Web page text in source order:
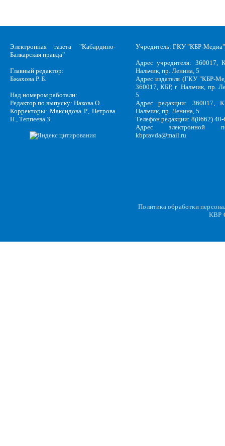
Электронная газета "Кабардино-
Балкарская правда"
Главный редактор:
Бжахова Р. Б.
Над номером работали:
Редактор по выпуску: Накова О.
Корректоры: Максидова Р., Петрова
Н., Теппеева З.
Учредитель: ГКУ "КБР-Медиа"
Адрес учредителя: 360017,
Нальчик, пр. Ленина, 5
Адрес издателя (ГКУ "КБР-
360017, КБР, г .Нальчик, пр.
5
Адрес редакции: 360017,
Нальчик, пр. Ленина, 5
Телефон редакции: 8(8662)
Адрес электронной
kbpravda@mail.ru
Политика обработки
KBP